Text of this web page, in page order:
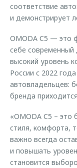
соответствие
и демонстрирует
OMODA C5 — это
себе современный
высокий уровень
России с 2022
автовладельцев:
бренда
«OMODA C5 – это
стиля, комфорта,
важно всегда
и повышать
становится